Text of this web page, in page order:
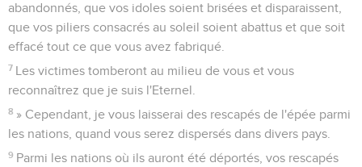
abandonnés, que vos idoles soient brisées et disparaissent,
que vos piliers consacrés au soleil soient abattus et que soit
effacé tout ce que vous avez fabriqué.
7 Les victimes tomberont au milieu de vous et vous
reconnaîtrez que je suis l'Eternel.
8 » Cependant, je vous laisserai des rescapés de l'épée parmi
les nations, quand vous serez dispersés dans divers pays.
9 Parmi les nations où ils auront été déportés, vos rescapés